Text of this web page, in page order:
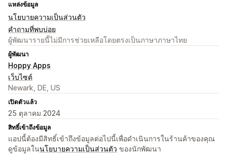
แหล่งข้อมูล
นโยบายความเป็นส่วนตัว
คำถามที่พบบ่อย
ผู้พัฒนารายนี้ไม่มีการช่วยเหลือโดยตรงเป็นภาษาภาษาไทย
ผู้พัฒนา
Hoppy Apps
เว็บไซต์
Newark, DE, US
เปิดตัวแล้ว
25 ตุลาคม 2024
สิทธิ์เข้าถึงข้อมูล
แอปนี้ต้องมีสิทธิ์เข้าถึงข้อมูลต่อไปนี้เพื่อดำเนินการในร้านค้าของคุณ
ดูข้อมูลในนโยบายความเป็นส่วนตัว ของนักพัฒนา